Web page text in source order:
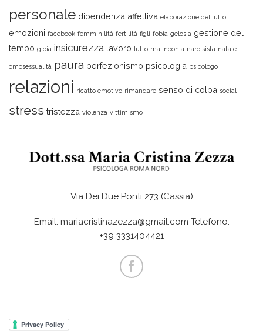
personale dipendenza affettiva elaborazione del lutto
emozioni facebook femminilità fertilità figli fobia gelosia gestione del
tempo gioia insicurezza lavoro lutto malinconia narcisista natale
omosessualità paura perfezionismo psicologia psicologo
relazioni ricatto emotivo rimandare senso di colpa social
stress tristezza violenza vittimismo
Via Dei Due Ponti 273 (Cassia)
Email: mariacristinazezza@gmail.com Telefono:
+39 3331404421